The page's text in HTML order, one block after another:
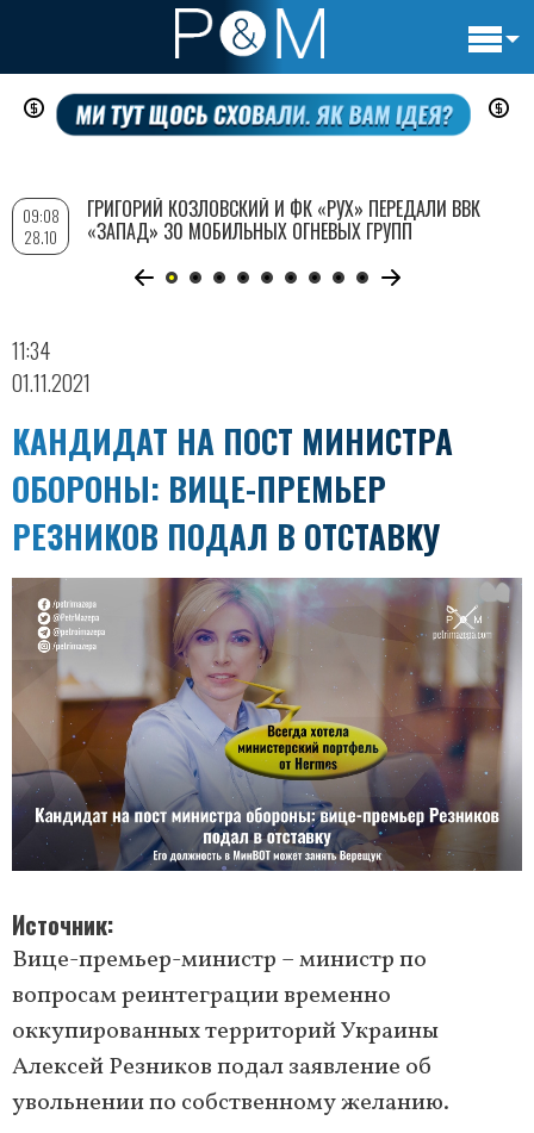
Перейти
содержанию
11:34
01.11.2021
КАНДИДАТ НА ПОСТ МИНИСТРА
ОБОРОНЫ: ВИЦЕ-ПРЕМЬЕР
РЕЗНИКОВ ПОДАЛ В ОТСТАВКУ
Источник
Вице-премьер-министр – министр по
вопросам реинтеграции временно
оккупированных территорий Украины
Алексей Резников подал заявление об
увольнении по собственному желанию.
09:08
28.10
ГРИГОРИЙ КОЗЛОВСКИЙ И ФК «РУХ» ПЕРЕДАЛИ ВВК
«ЗАПАД» 30 МОБИЛЬНЫХ ОГНЕВЫХ ГРУПП